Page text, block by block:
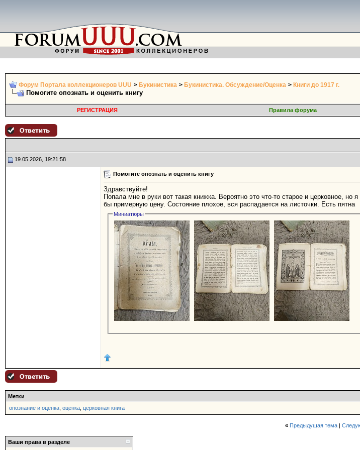
Форум Портала коллекционеров UUU > Букинистика > Букинистика. Обсуждение/Оценка > Книги до 1917 г.
Помогите опознать и оценить книгу
РЕГИСТРАЦИЯ
Правила форума
19.05.2026, 19:21:58
Помогите опознать и оценить книгу
Здравствуйте!
Попала мне в руки вот такая книжка. Вероятно это что-то старое и церковное,
бы примерную цену. Состояние плохое, вся распадается на листочки. Есть пятна
Миниатюры
Метки
опознание и оценка оценка церковная книга
« Предыдущая тема|
Ваши права в разделе